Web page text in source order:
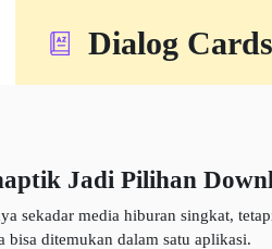
Dialog Cards
Jadi Pilihan
sekadar media hiburan singkat,
bisa ditemukan dalam satu aplikasi.